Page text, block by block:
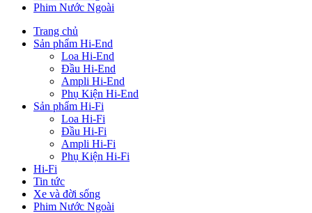
Phim Nước Ngoài
Trang chủ
Sản phẩm Hi-End
Loa Hi-End
Đầu Hi-End
Ampli Hi-End
Phụ Kiện Hi-End
Sản phẩm Hi-Fi
Loa Hi-Fi
Đầu Hi-Fi
Ampli Hi-Fi
Phụ Kiện Hi-Fi
Hi-Fi
Tin tức
Xe và đời sống
Phim Nước Ngoài